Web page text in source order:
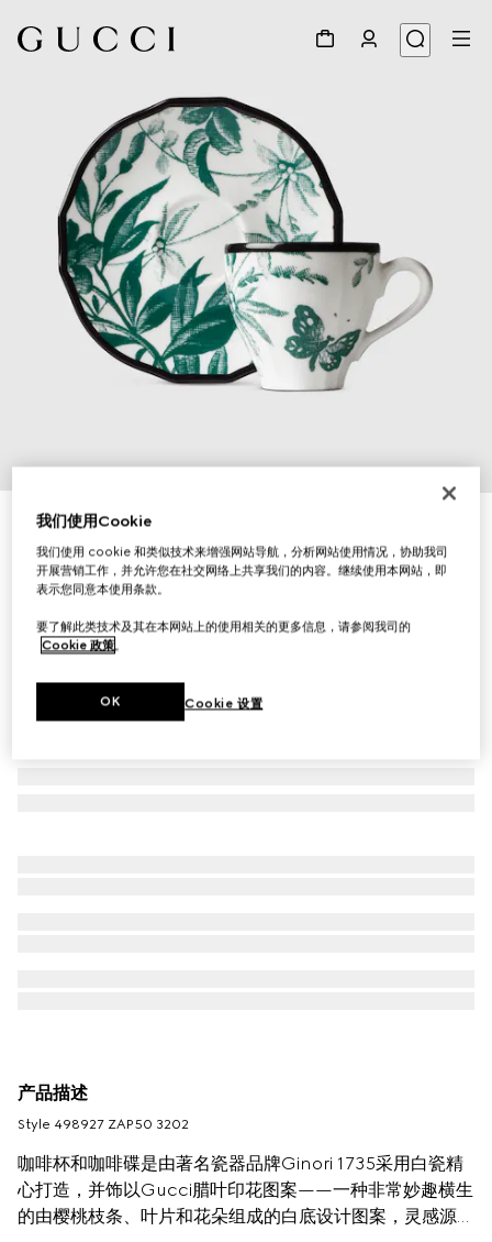
腊叶印花咖啡杯和咖啡碟（双套组）
A$850
相关款式绿色腊叶
产品描述
Style ‎498927 ZAP50 3202
咖啡杯和咖啡碟是由著名瓷器品牌Ginori 1735采用白瓷精
心打造，并饰以Gucci腊叶印花图案——一种非常妙趣横生
的由樱桃枝条、叶片和花朵组成的白底设计图案，灵感源自
我们使用Cookie
我们使用 cookie 和类似技术来增强网站导航，分析网站使用情况，协助我司
开展营销工作，并允许您在社交网络上共享我们的内容。继续使用本网站，即
表示您同意本使用条款。
要了解此类技术及其在本网站上的使用相关的更多信息，请参阅我司的
Cookie 政策。
Cookie 设置
OK